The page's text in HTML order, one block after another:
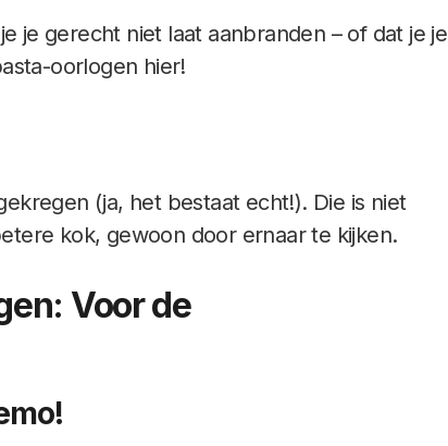
je gerecht niet laat aanbranden – of dat je je
oorlogen hier!
(ja, het bestaat echt!). Die is niet
kok, gewoon door ernaar te kijken.
Voor de